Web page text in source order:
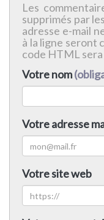
Les
supprimés par
adresse e-mail
à la ligne seront
code HTML
Votre nom
Votre adresse
Votre site web